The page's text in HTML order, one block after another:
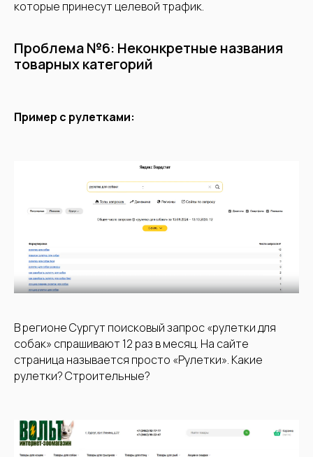
которые принесут целевой трафик.
Проблема №6: Неконкретные названия
товарных категорий
Пример с рулетками:
В регионе Сургут поисковый запрос «рулетки для
собак» спрашивают 12 раз в месяц. На сайте
страница называется просто «Рулетки». Какие
рулетки? Строительные?
Соглашаюсь наобработку
Консультация ЗооМаркетолога